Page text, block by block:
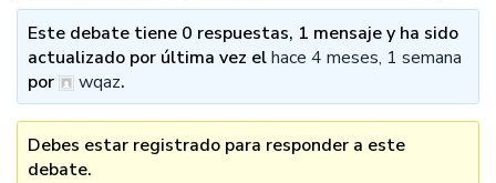
Este debate tiene 0 respuestas, 1 mensaje y ha sido
actualizado por última vez elhace 4 meses, 1 semana
por
wqaz.
Debes estar registrado para responder a este
debate.